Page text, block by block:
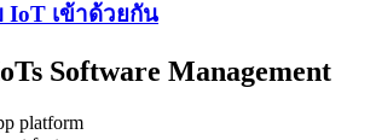
IoT เข้าด้วยกัน
Software Management​